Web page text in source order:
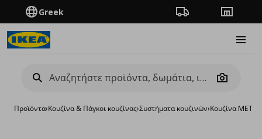
Greek Πορεία παραγγελίας
Camera
Προϊόντα›Κουζίνα & Πάγκοι κουζίνας›Συστήματα κουζινών›Κουζίνα